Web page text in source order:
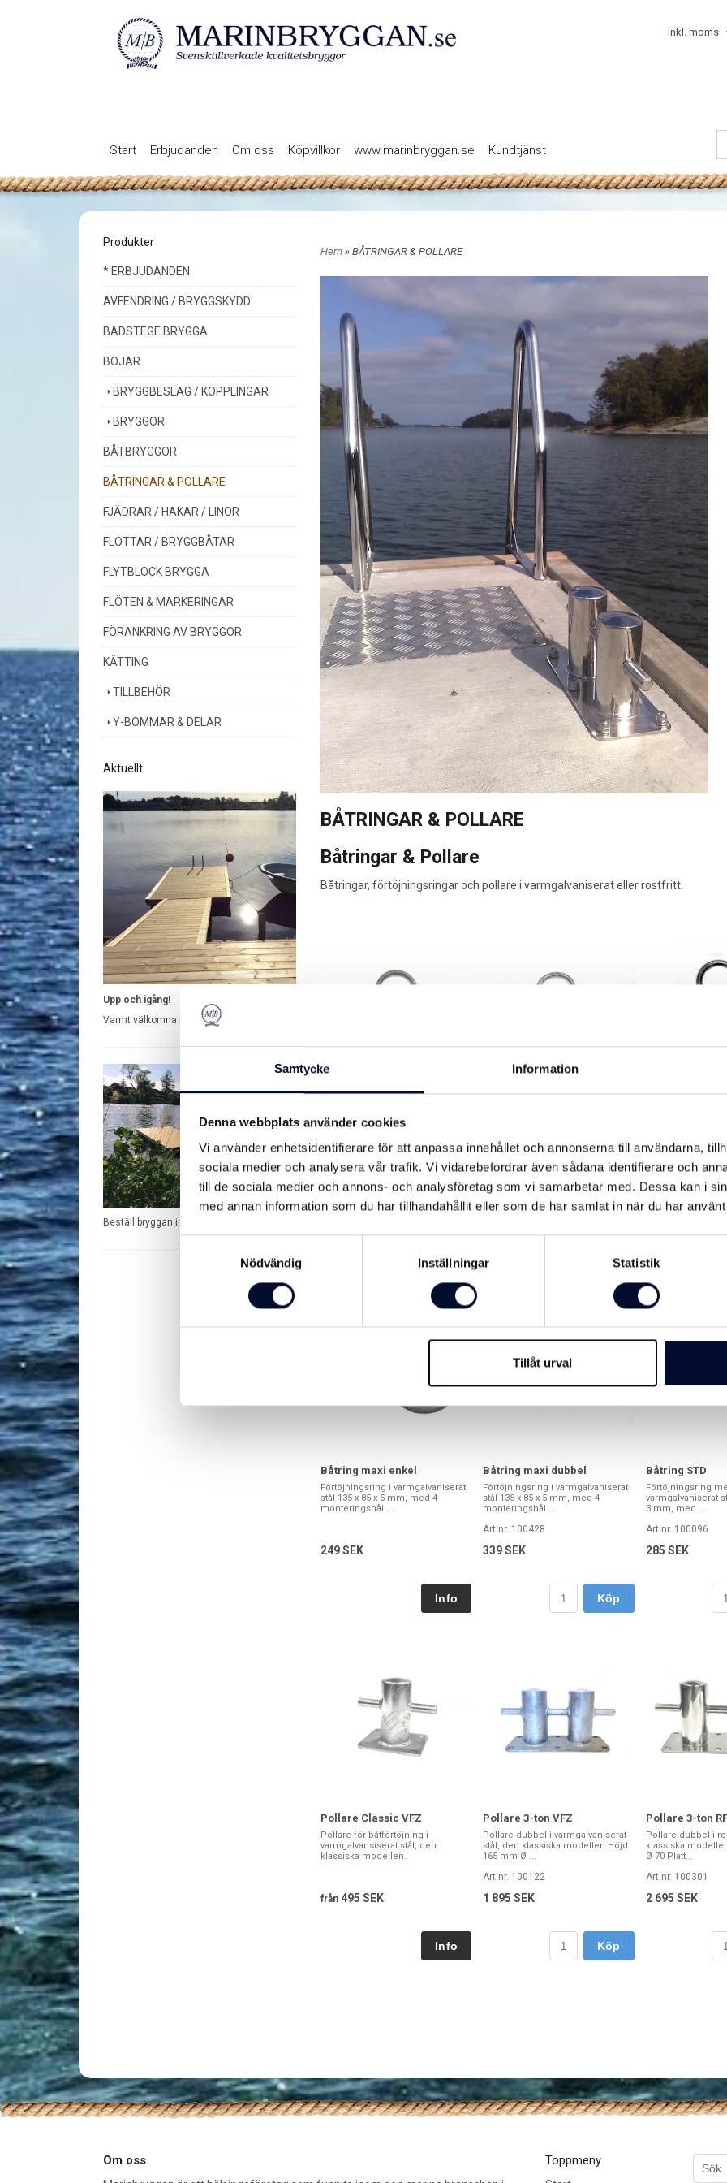
Samtycke Information
Denna webbplats använder cookies
Vi använder enhetsidentifierare för att anpassa innehållet och annonserna till användarna,
sociala medier och analysera vår trafik. Vi vidarebefordrar även sådana identifierare och
till de sociala medier och annons- och analysföretag som vi samarbetar med. Dessa kan i
med annan information som du har tillhandahållit eller som de har samlat in när du har
Nödvändig
Inställningar Statistik
Tillåt urval
Inkl. moms
Start Erbjudanden Om oss Köpvillkor www.marinbryggan.se Kundtjänst
Produkter
* ERBJUDANDEN
AVFENDRING / BRYGGSKYDD
BADSTEGE BRYGGA
BOJAR
BRYGGBESLAG / KOPPLINGAR
BRYGGOR
BÅTBRYGGOR
BÅTRINGAR & POLLARE
FJÄDRAR / HAKAR / LINOR
FLOTTAR / BRYGGBÅTAR
FLYTBLOCK BRYGGA
FLÖTEN & MARKERINGAR
FÖRANKRING AV BRYGGOR
KÄTTING
TILLBEHÖR
Y-BOMMAR & DELAR
Aktuellt
Upp och igång!
Varmt välkomna till vår nya webshop!
Beställ bryggan inför säsongen!
Hem» BÅTRINGAR & POLLARE
BÅTRINGAR & POLLARE
Båtringar & Pollare
Båtringar, förtöjningsringar och pollare i varmgalvaniserat eller rostfritt.
Förtöjningsring i varmgalvaniserat
stål med fransk trägänga
från45 SEK
Båtring och förtöjningsring med
genomgående bult och mutter i
varmgalvanisera...
från 49 SEK
Förtöjningsring i
316), med fransk
från 119 SEK
Båtring maxi enkel
Förtöjningsring i varmgalvaniserat
stål 135 x 85 x 5 mm, med 4
monteringshål ...
249 SEK
Båtring maxi dubbel
Förtöjningsring i varmgalvaniserat
stål 135 x 85 x 5 mm, med 4
monteringshål ...
Art nr. 100428
339 SEK
Köp
Båtring STD
Förtöjningsring
varmgalvaniserat
3 mm, med ...
Art nr. 100096
285 SEK
Pollare Classic VFZ
Pollare för båtförtöjning i
varmgalvansiserat stål, den
klassiska modellen.
från495 SEK
Pollare 3-ton VFZ
Pollare dubbel i varmgalvaniserat
stål, den klassiska modellen Höjd
165 mm Ø ...
Art nr. 100122
1 895 SEK
Köp
Pollare 3-ton RF
Pollare dubbel i
klassiska
Ø 70 Platt...
Art nr. 100301
2 695 SEK
Om oss Toppmeny